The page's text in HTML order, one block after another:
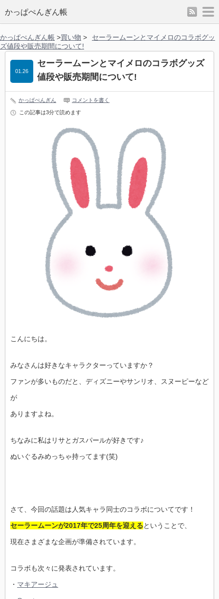
かっぱぺんぎん帳 rss
かっぱぺんぎん帳 >買い物 >
セーラームーンとマイメロのコラボグッ
ズ値段や販売期間について!
セーラームーンとマイメロのコラボグッズ
値段や販売期間について!
01.26
かっぱぺんぎん コメントを書く
この記事は3分で読めます
こんにちは。
みなさんは好きなキャラクターっていますか？
ファンが多いものだと、ディズニーやサンリオ、スヌーピーなど
が
ありますよね。
ちなみに私はリサとガスパールが好きです♪
ぬいぐるみめっちゃ持ってます(笑)
さて、今回の話題は人気キャラ同士のコラボについてです！
セーラームーンが2017年で25周年を迎えるということで、
現在さまざまな企画が準備されています。
コラボも次々に発表されています。
・ マキアージュ